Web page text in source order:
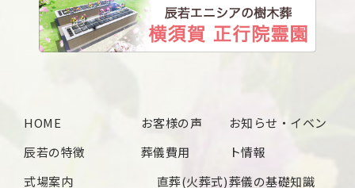
2025年1月
2024年12月
HOME
辰若の特徴
式場案内
お客様の声
葬儀費用
直葬(火葬式)
お知らせ・イベン
ト情報
葬儀の基礎知識